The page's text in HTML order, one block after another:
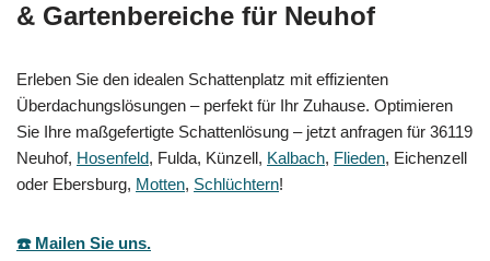
& Gartenbereiche für Neuhof
Erleben Sie den idealen Schattenplatz mit effizienten
Überdachungslösungen – perfekt für Ihr Zuhause. Optimieren
Sie Ihre maßgefertigte Schattenlösung – jetzt anfragen für 36119
Neuhof, Hosenfeld, Fulda, Künzell, Kalbach, Flieden, Eichenzell
oder Ebersburg, Motten, Schlüchtern!
☎️ Mailen Sie uns.